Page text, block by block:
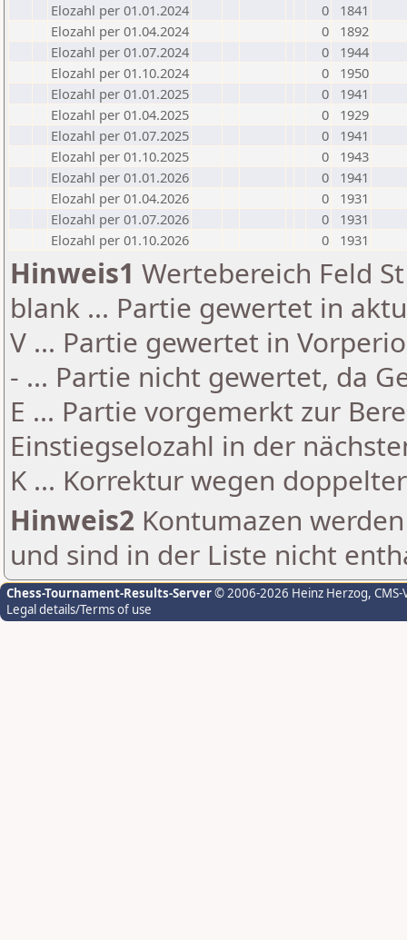
Elozahl per 01.01.2024
0
1841
Elozahl per 01.04.2024
0
1892
Elozahl per 01.07.2024
0
1944
Elozahl per 01.10.2024
0
1950
Elozahl per 01.01.2025
0
1941
Elozahl per 01.04.2025
0
1929
Elozahl per 01.07.2025
0
1941
Elozahl per 01.10.2025
0
1943
Elozahl per 01.01.2026
0
1941
Elozahl per 01.04.2026
0
1931
Elozahl per 01.07.2026
0
1931
Elozahl per 01.10.2026
0 1931
Hinweis1 Wertebereich Feld
blank ... Partie gewertet in
V ... Partie gewertet in
- ... Partie nicht gewertet, da
E ... Partie vorgemerkt zur
Einstiegselozahl in der
K ... Korrektur wegen
Hinweis2 Kontumazen
und sind in der Liste nicht
Chess-Tournament-Results-Server© 2006-2026 Heinz Herzog,
Legal details/Terms of use